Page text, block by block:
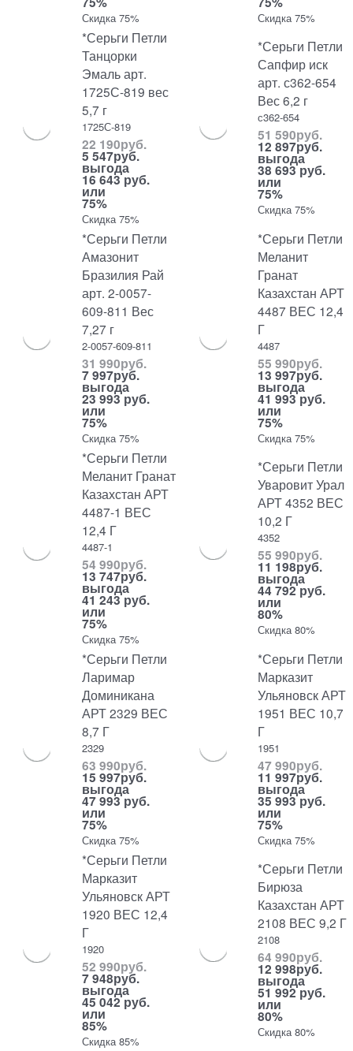
Скидка 75% Скидка 75%
*Серьги Петли
Танцорки
Эмаль арт.
1725С-819 вес
5,7 г
1725С-819
22 190руб.
5 547руб.
выгода
16 643 руб.
или
75%
Скидка 75%
*Серьги Петли
Сапфир иск
арт. с362-654
Вес 6,2 г
с362-654
51 590руб.
12 897руб.
выгода
38 693 руб.
или
75%
Скидка 75%
*Серьги Петли
Амазонит
Бразилия Рай
арт. 2-0057-
609-811 Вес
7,27 г
2-0057-609-811
31 990руб.
7 997руб.
выгода
23 993 руб.
или
75%
Скидка 75%
*Серьги Петли
Меланит
Гранат
Казахстан АРТ
4487 ВЕС 12,4
Г
4487
55 990руб.
13 997руб.
выгода
41 993 руб.
или
75%
Скидка 75%
*Серьги Петли
Меланит Гранат
Казахстан АРТ
4487-1 ВЕС
12,4 Г
4487-1
54 990руб.
13 747руб.
выгода
41 243 руб.
или
75%
Скидка 75%
*Серьги Петли
Уваровит Урал
АРТ 4352 ВЕС
10,2 Г
4352
55 990руб.
11 198руб.
выгода
44 792 руб.
или
80%
Скидка 80%
*Серьги Петли
Ларимар
Доминикана
АРТ 2329 ВЕС
8,7 Г
2329
63 990руб.
15 997руб.
выгода
47 993 руб.
или
75%
Скидка 75%
*Серьги Петли
Марказит
Ульяновск АРТ
1951 ВЕС 10,7
Г
1951
47 990руб.
11 997руб.
выгода
35 993 руб.
или
75%
Скидка 75%
*Серьги Петли
Марказит
Ульяновск АРТ
1920 ВЕС 12,4
Г
1920
52 990руб.
7 948руб.
выгода
45 042 руб.
или
85%
Скидка 85%
*Серьги Петли
Бирюза
Казахстан АРТ
2108 ВЕС 9,2 Г
2108
64 990руб.
12 998руб.
выгода
51 992 руб.
или
80%
Скидка 80%